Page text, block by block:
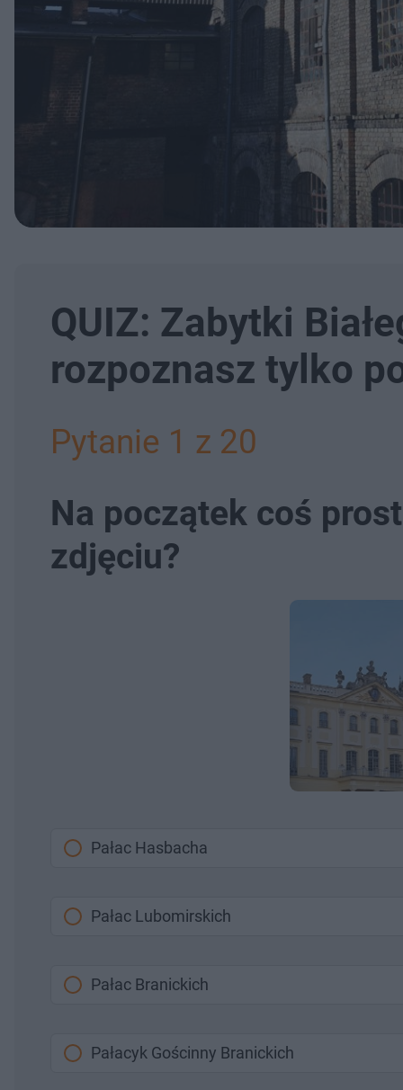
QUIZ: Zabytki
rozpoznasz tylko
Pytanie 1 z 20
Na początek coś
zdjęciu?
Pałac Hasbacha
Pałac Lubomirskich
Pałac Branickich
Pałacyk Gościnny Branickich